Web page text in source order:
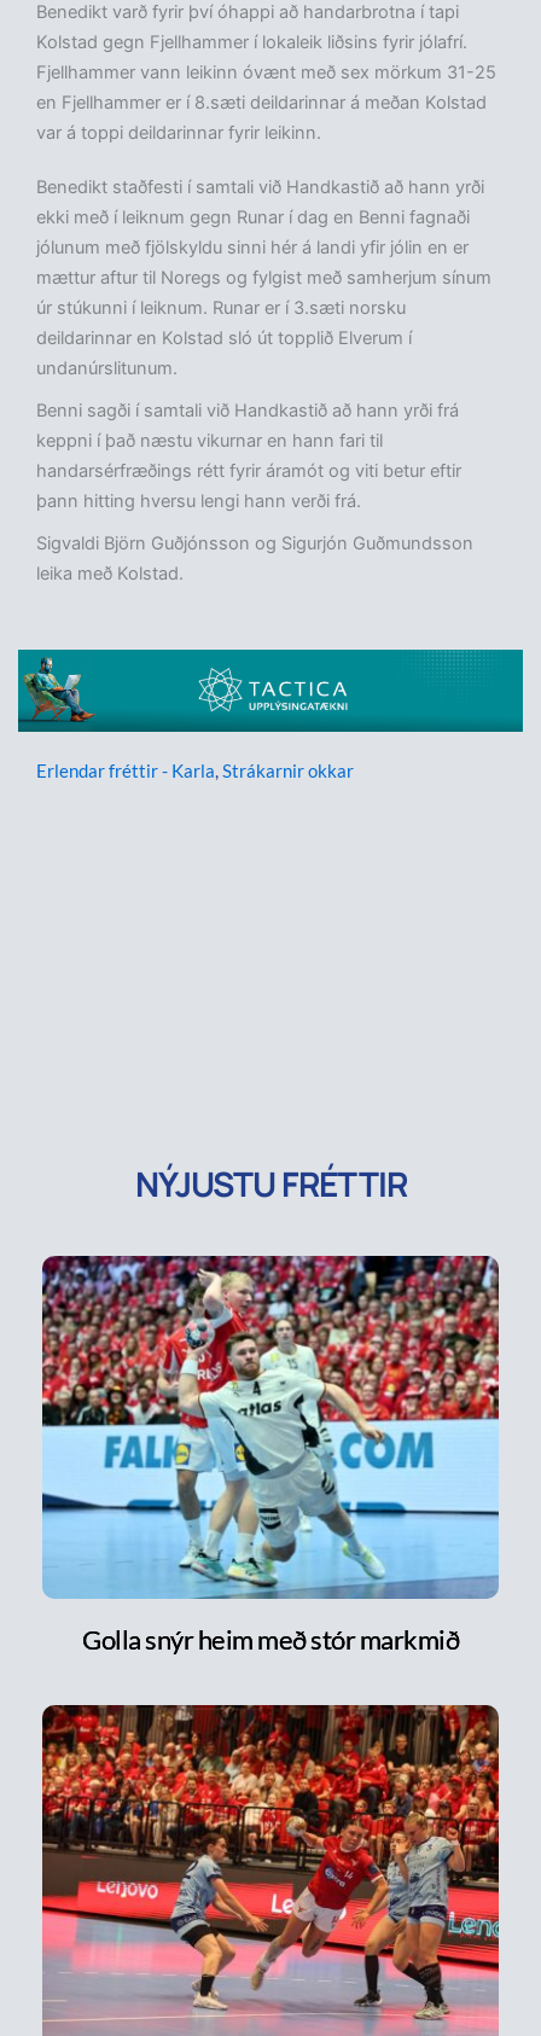
Benedikt varð fyrir því óhappi að handarbrotna í tapi
Kolstad gegn Fjellhammer í lokaleik liðsins fyrir jólafrí.
Fjellhammer vann leikinn óvænt með sex mörkum 31-25
en Fjellhammer er í 8.sæti deildarinnar á meðan Kolstad
var á toppi deildarinnar fyrir leikinn.
Benedikt staðfesti í samtali við Handkastið að hann yrði
ekki með í leiknum gegn Runar í dag en Benni fagnaði
jólunum með fjölskyldu sinni hér á landi yfir jólin en er
mættur aftur til Noregs og fylgist með samherjum sínum
úr stúkunni í leiknum. Runar er í 3.sæti norsku
deildarinnar en Kolstad sló út topplið Elverum í
undanúrslitunum.
Benni sagði í samtali við Handkastið að hann yrði frá
keppni í það næstu vikurnar en hann fari til
handarsérfræðings rétt fyrir áramót og viti betur eftir
þann hitting hversu lengi hann verði frá.
Sigvaldi Björn Guðjónsson og Sigurjón Guðmundsson
leika með Kolstad.
Erlendar fréttir - Karla,Strákarnir okkar
NÝJUSTU FRÉTTIR
Golla snýr heim með stór markmið